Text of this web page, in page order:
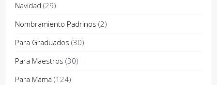
Navidad (29)
Nombramiento Padrinos (2)
Para Graduados (30)
Para Maestros (30)
Para Mama (124)